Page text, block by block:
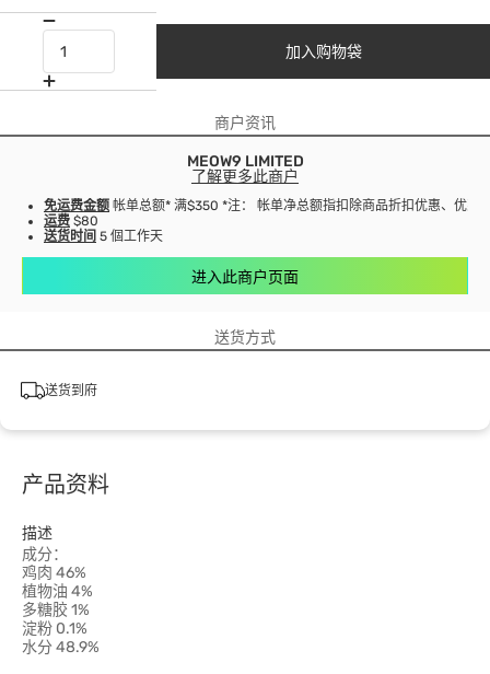
加入购物袋
商户资讯
MEOW9 LIMITED
了解更多此商户
免运费金额 帐单总额* 满$350 *注： 帐单净总额指扣除商品折扣优惠、优惠
运费 $80
送货时间 5 個工作天
进入此商户页面
送货方式
送货到府
产品资料
描述
成分：
鸡肉 46%
植物油 4%
多糖胶 1%
淀粉 0.1%
水分 48.9%